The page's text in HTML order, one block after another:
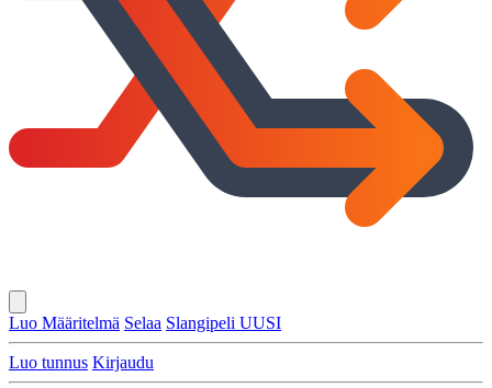
Luo Määritelmä Selaa Slangipeli UUSI
Luo tunnus Kirjaudu